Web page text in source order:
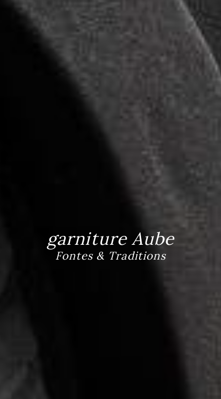
garniture Aube
Fontes & Traditions